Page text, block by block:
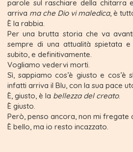
parole sul raschiare della chitarra
arriva ma che Dio vi maledica, è
È la rabbia.
Per una brutta storia che va
sempre di una attualità spietata
subito, e definitivamente.
Vogliamo vedervi morti.
Sì, sappiamo cos’è giusto e cos’è
infatti arriva il Blu, con la sua pace
È, giusto, è la bellezza del creato.
È giusto.
Però, penso ancora, non mi fregate
È bello, ma io resto incazzato.